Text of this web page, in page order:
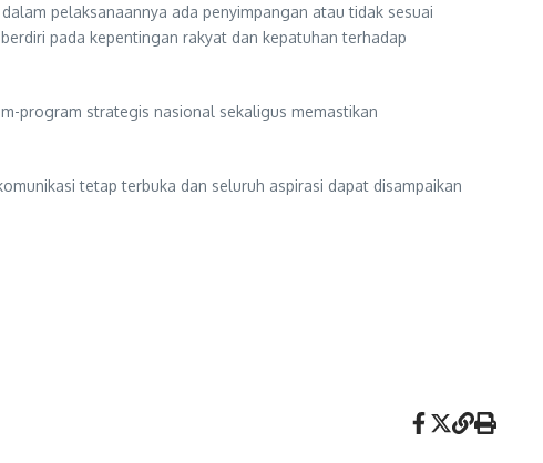
pelaksanaannya ada penyimpangan atau tidak sesuai
pada kepentingan rakyat dan kepatuhan terhadap
program strategis nasional sekaligus memastikan
tetap terbuka dan seluruh aspirasi dapat disampaikan